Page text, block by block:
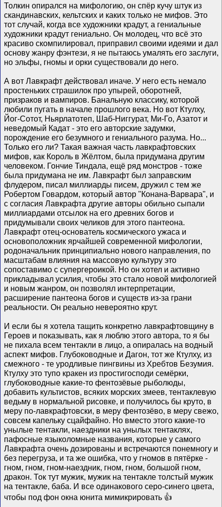
Толкин опирался на мифологию, он спëр кучу штук из
скандинавских, кельтских и каких только не мифов. Это
тот случай, когда все художники крадут, а гениальные
художники крадут гениально. Он молодец, что всё это
красиво скомпилировал, приправил своими идеями и дал
основу жанру фэнтези, я не пытаюсь умалять его заслуги,
но эльфы, гномы и орки существовали до него.
А вот Лавкрафт действовал иначе. У него есть немало
простеньких страшилок про упырей, оборотней,
призраков и вампиров. Банальную классику, которой
любили пугать в начале прошлого века. Но вот Ктулху,
Йог-Сотот, Ньярлатотеп, Шаб-Ниггурат, Ми-Го, Азатот и
неведомый Кадат - это его авторские задумки,
порождение его безумного и гениального разума. Но...
Только его ли? Такая важная часть лавкрафтовских
мифов, как Король в Жëлтом, была придумана другим
человеком. Гончие Тиндала, ещё ряд монстров - тоже
была придумана не им. Лавкрафт был заправским
флудером, писал миллиарды писем, дружил с тем же
Робертом Говардом, который автор "Конана-Варвара", и
с согласия Лавкрафта другие авторы обильно сыпали
миллиардами отсылок на его древних богов и
придумывали своих челиков для этого пантеона.
Лавкрафт отец-основатель космического ужаса и
основоположник ярчайшей современной мифологии,
родоначальник принципиально нового направления, по
масштабам влияния на массовую культуру это
сопоставимо с супергероикой. Но он хотел и активно
прикладывал усилия, чтобы это стало новой мифологией
и новым жанром, он позволял интерпретации,
расширение пантеона богов и существ из-за грани
реальности. Он реально невероятно крут.
И если бы я хотела тащить конкретно лавкрафтовщину в
Героев и показывать, как я люблю этого автора, то я бы
не пихала всем тентакли в лицо, а опиралась на водный
аспект мифов. Глубоководные и Дагон, тот же Ктулху, из
смежного - те уродливые пингвины из Хребтов Безумия.
Ктулху это тупо кракен из простигосподи семëрки,
глубоководные какие-то фентозëвые рыболюды,
добавить культистов, всяких морских змеев, тентаклевую
ведьму в нормальной рисовке, и получилось бы круто, в
меру по-лавкрафтовски, в меру фентозëво, в меру свежо,
совсем капельку сцайфайно. Но вместо этого какие-то
унылые тентакли, наездники на унылых тентаклях,
пафосные языколомные названия, которые у самого
Лавкрафта очень дозированы и встречаются понемногу и
без перегруза, и та же ошибка, что у гномов в пятëрке -
гном, гном, гном-наездник, гном, гном, большой гном,
дракон. Ток тут мужик, мужик на тентакле толстый мужик
на тентакле, баба. И все одинакового серо-синего цвета,
чтобы под фон окна юнита мимикрировать 👍